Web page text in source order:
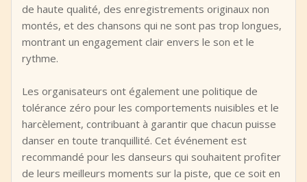
de haute qualité, des enregistrements originaux non
montés, et des chansons qui ne sont pas trop longues,
montrant un engagement clair envers le son et le
rythme.
Les organisateurs ont également une politique de
tolérance zéro pour les comportements nuisibles et le
harcèlement, contribuant à garantir que chacun puisse
danser en toute tranquillité. Cet événement est
recommandé pour les danseurs qui souhaitent profiter
de leurs meilleurs moments sur la piste, que ce soit en